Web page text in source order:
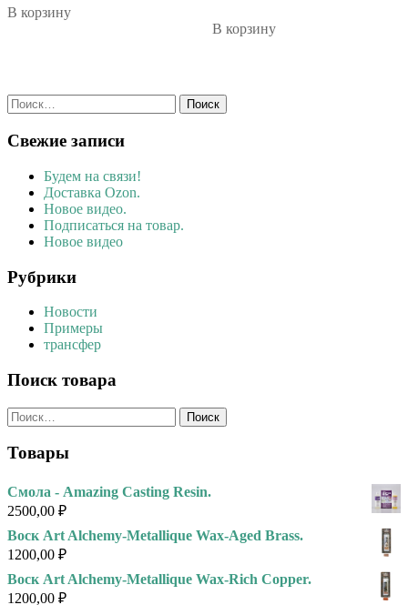
В корзину
В корзину
Найти:
Свежие записи
Будем на связи!
Доставка Ozon.
Новое видео.
Подписаться на товар.
Новое видео
Рубрики
Новости
Примеры
трансфер
Поиск товара
Найти:
Товары
Смола - Amazing Casting Resin.
2500,00 ₽
Воск Art Alchemy-Metallique Wax-Aged Brass.
1200,00 ₽
Воск Art Alchemy-Metallique Wax-Rich Copper.
1200,00 ₽